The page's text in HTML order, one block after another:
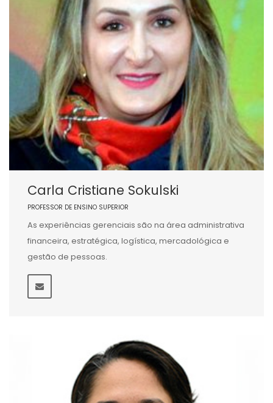
Carla Cristiane Sokulski
PROFESSOR DE ENSINO SUPERIOR
As experiências gerenciais são na área administrativa
financeira, estratégica, logística, mercadológica e
gestão de pessoas.